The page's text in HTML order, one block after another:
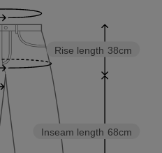
Inseam length 68cm
Rise length 38cm